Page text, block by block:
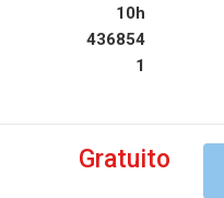
10h
436854
1
Gratuito